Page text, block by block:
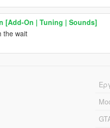
[Add-On | Tuning | Sounds]
the wait